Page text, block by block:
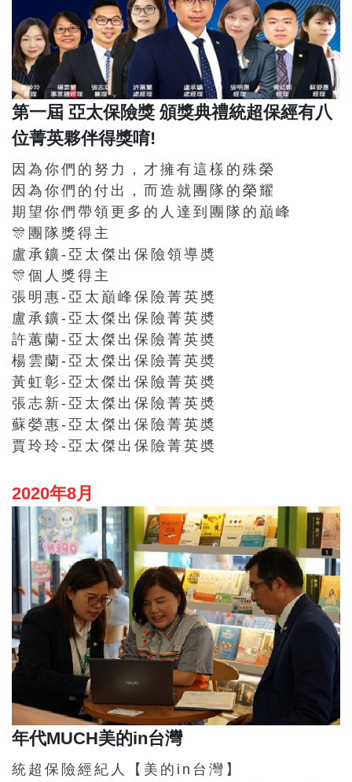
第一屆 亞太保險獎 頒獎典禮 統超保經有八
位菁英夥伴得獎唷!
因為你們的努力，才擁有這樣的殊榮
因為你們的付出，而造就團隊的榮耀
期望你們帶領更多的人達到團隊的巔峰
🎊團隊獎得主
盧承鑛-亞太傑出保險領導奬
🎊個人獎得主
張明惠-亞太巔峰保險菁英奬
盧承鑛-亞太傑出保險菁英奬
許蕙蘭-亞太傑出保險菁英奬
楊雲蘭-亞太傑出保險菁英奬
黃虹彰-亞太傑出保險菁英奬
張志新-亞太傑出保險菁英奬
蘇嫈惠-亞太傑出保險菁英奬
賈玲玲-亞太傑出保險菁英奬
2020年8月
年代MUCH美的in台灣
統超保險經紀人【美的in台灣】